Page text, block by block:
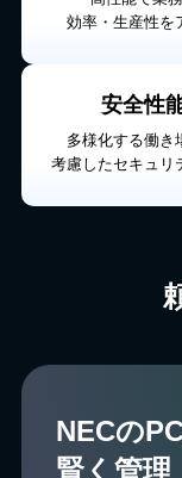
効率・生産性を
安全性
多様化する働き
考慮したセキュリ
NECの
賢く管理